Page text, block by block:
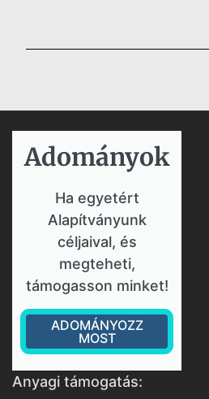
Adományok​
Ha egyetért
Alapítványunk
céljaival, és
megteheti,
támogasson minket!
ADOMÁNYOZZ
MOST
Anyagi támogatás: